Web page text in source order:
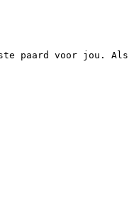
paard voor jou.